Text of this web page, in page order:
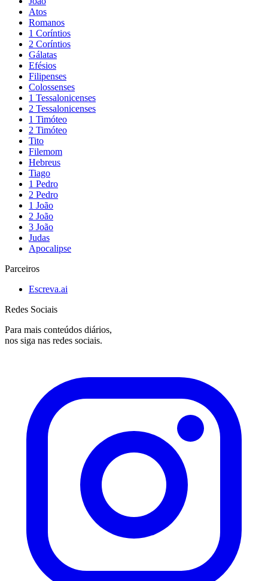
Atos
Romanos
1 Coríntios
2 Coríntios
Gálatas
Efésios
Filipenses
Colossenses
1 Tessalonicenses
2 Tessalonicenses
1 Timóteo
2 Timóteo
Tito
Filemom
Hebreus
Tiago
1 Pedro
2 Pedro
1 João
2 João
3 João
Judas
Apocalipse
Parceiros
Escreva.ai
Redes Sociais
Para mais conteúdos diários,
nos siga nas redes sociais.